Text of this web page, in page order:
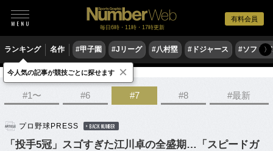
有料会員
毎日6時・11時・17時更新
ランキング 名作 #甲子園 #Jリーグ #八村塁 #ドジャース #ソフト〉
野球 プロ野球
#1〜 #6 #7 #8 #最新
プロ野球PRESS BACK NUMBER
「投手5冠」スゴすぎた江川卓の全盛期…「スピードガ
今人気の記事が競技ごとに探せます ×